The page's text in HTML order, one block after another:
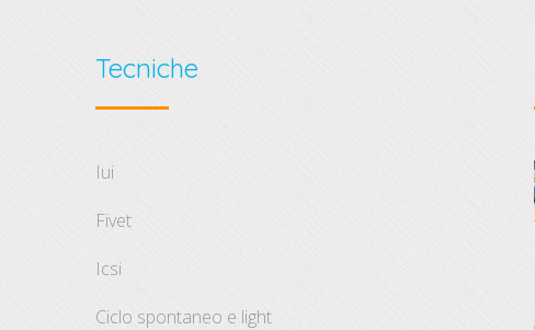
Tecniche
iui
fivet
icsi
ciclo spontaneo e light